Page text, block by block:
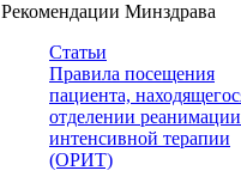
Рекомендации Минздрава
Статьи
Правила посещения
пациента,
отделении
интенсивной терапии
(ОРИТ)